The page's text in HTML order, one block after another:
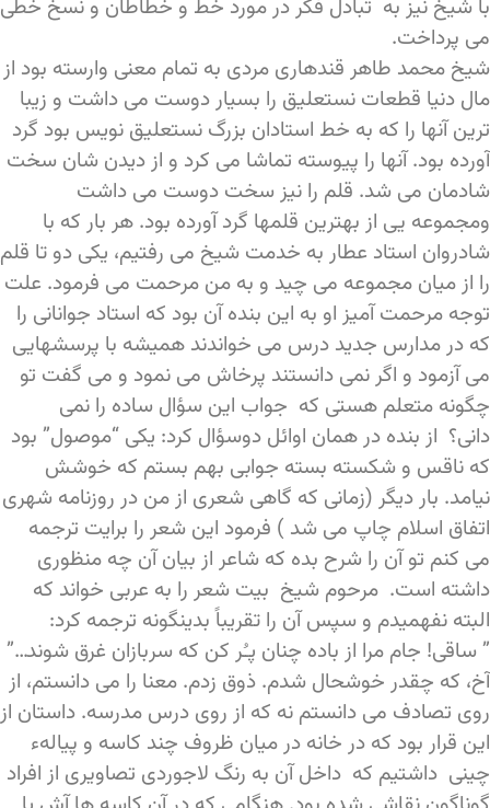
با شیخ نیز به تبادل فکر در مورد خط و خطاطان و نسخ خطی
می پرداخت.
شیخ محمد طاهر قندهاری مردی به تمام معنی وارسته بود از
مال دنیا قطعات نستعلیق را بسیار دوست می داشت و زیبا
ترین آنها را که به خط استادان بزرگ نستعلیق نویس بود گرد
آورده بود. آنها را پیوسته تماشا می کرد و از دیدن شان سخت
شادمان می شد. قلم را نیز سخت دوست می داشت
ومجموعه یی از بهترین قلمها گرد آورده بود. هر بار که با
شادروان استاد عطار به خدمت شیخ می رفتیم، یکی دو تا قلم
را از میان مجموعه می چید و به من مرحمت می فرمود. علت
توجه مرحمت آمیز او به این بنده آن بود که استاد جوانانی را
که در مدارس جدید درس می خواندند همیشه با پرسشهایی
می آزمود و اگر نمی دانستند پرخاش می نمود و می گفت تو
چگونه متعلم هستی که جواب این سؤال ساده را نمی
دانی؟ از بنده در همان اوائل دوسؤال کرد: یکی “موصول” بود
که ناقس و شکسته بسته جوابی بهم بستم که خوشش
نیامد. بار دیگر (زمانی که گاهی شعری از من در روزنامه شهری
اتفاق اسلام چاپ می شد ) فرمود این شعر را برایت ترجمه
می کنم تو آن را شرح بده که شاعر از بیان آن چه منظوری
داشته است. مرحوم شیخ بیت شعر را به عربی خواند که
البته نفهمیدم و سپس آن را تقریباً بدینگونه ترجمه کرد:
” ساقی! جام مرا از باده چنان پـُر کن که سربازان غرق شوند…”
آخ، که چقدر خوشحال شدم. ذوق زدم. معنا را می دانستم، از
روی تصادف می دانستم نه که از روی درس مدرسه. داستان از
این قرار بود که در خانه در میان ظروف چند کاسه و پیالهء
چینی داشتیم که داخل آن به رنگ لاجوردی تصاویری از افراد